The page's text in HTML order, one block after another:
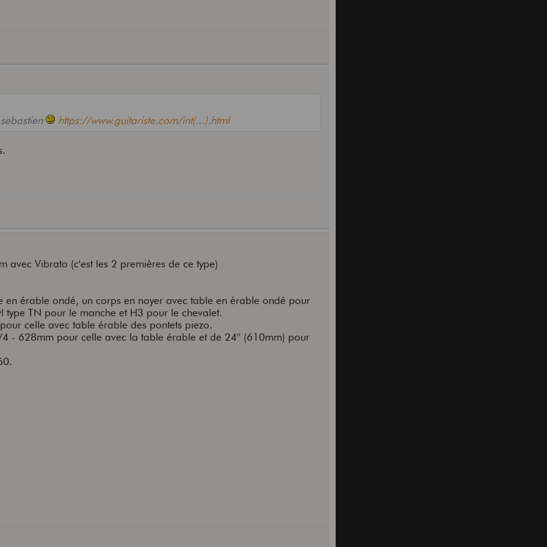
https://www.guitariste.com/int(...).html
avec Vibrato (c'est les 2 premières de ce type)
en érable ondé, un corps en noyer avec table en érable ondé pour
type TN pour le manche et H3 pour le chevalet.
celle avec table érable des pontets piezo.
- 628mm pour celle avec la table érable et de 24'' (610mm) pour